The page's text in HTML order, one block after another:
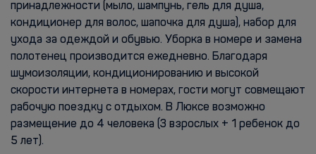
принадлежности (мыло, шампунь, гель для душа,
кондиционер для волос, шапочка для душа), набор для
ухода за одеждой и обувью. Уборка в номере и замена
полотенец производится ежедневно. Благодаря
шумоизоляции, кондиционированию и высокой
скорости интернета в номерах, гости могут совмещают
рабочую поездку с отдыхом. В Люксе возможно
размещение до 4 человека (3 взрослых + 1 ребенок до
5 лет).